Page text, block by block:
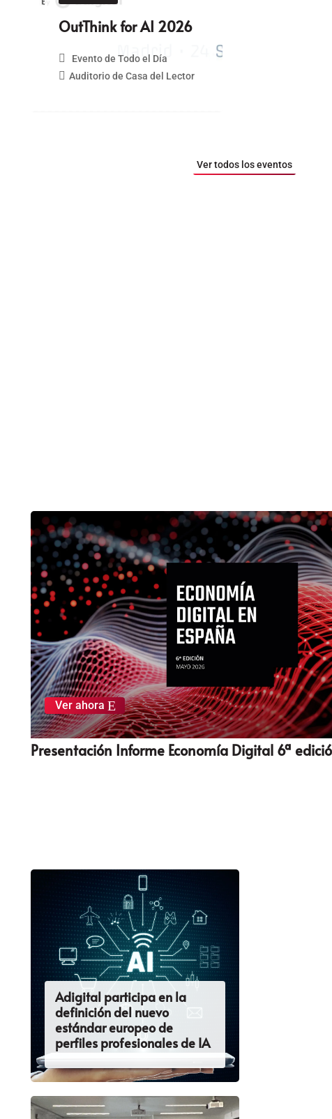
OutThink for AI 2026
Evento de Todo el Día
Auditorio de Casa del Lector
Ver todos los eventos
Ver ahora E
Presentación Informe Economía Digital 6ª
Adigital participa en la
definición del nuevo
estándar europeo de
perfiles profesionales de IA